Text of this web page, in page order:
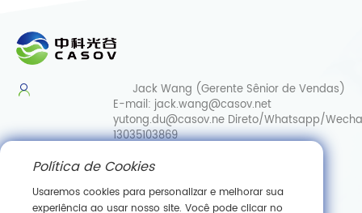
Jack Wang (Gerente Sênior de Vendas)
E-mail: jack.wang@casov.net
yutong.du@casov.ne Direto/Whatsapp/
13035103869
Serviços e sugestões
Direct/Whatsapp/Wechat: 0086-
Política de Cookies
Usaremos cookies para personalizar e melhorar sua
experiência ao usar nosso site. Você pode clicar no